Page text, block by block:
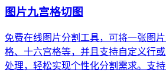
图片九宫格切图
免费在线图片分割工具，可将一张图
格、十六宫格等，并且支持自定义行
处理，轻松实现个性化分割需求。支